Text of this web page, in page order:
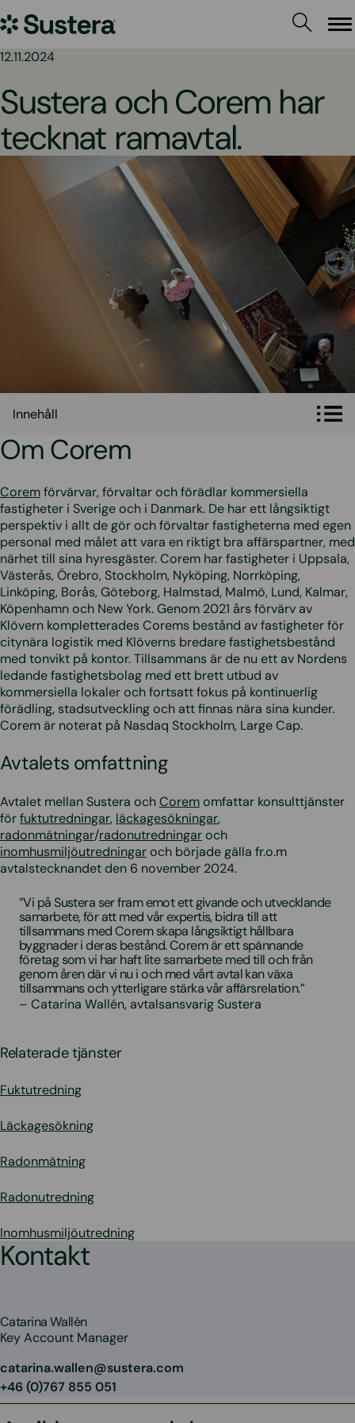
till
Sustera
Sweden
12.11.2024
Sustera och Corem har
tecknat ramavtal.
Innehåll
Om Corem
Coremförvärvar, förvaltar och förädlar kommersiella
fastigheter i Sverige och i Danmark. De har ett långsiktigt
perspektiv i allt de gör och förvaltar fastigheterna med egen
personal med målet att vara en riktigt bra affärspartner, med
närhet till sina hyresgäster. Corem har fastigheter i Uppsala,
Västerås, Örebro, Stockholm, Nyköping, Norrköping,
Linköping, Borås, Göteborg, Halmstad, Malmö, Lund, Kalmar,
Köpenhamn och New York. Genom 2021 års förvärv av
Klövern kompletterades Corems bestånd av fastigheter för
citynära logistik med Klöverns bredare fastighetsbestånd
med tonvikt på kontor. Tillsammans är de nu ett av Nordens
ledande fastighetsbolag med ett brett utbud av
kommersiella lokaler och fortsatt fokus på kontinuerlig
förädling, stadsutveckling och att finnas nära sina kunder.
Corem är noterat på Nasdaq Stockholm, Large Cap.
Avtalets omfattning
Avtalet mellan Sustera ochCoremomfattar konsulttjänster
förfuktutredningar, läckagesökningar,
radonmätningar/radonutredningaroch
inomhusmiljöutredningaroch började gälla fr.o.m
avtalstecknandet den 6 november 2024.
”Vi på Sustera ser fram emot ett givande och utvecklande
samarbete, för att med vår expertis, bidra till att
tillsammans med Corem skapa långsiktigt hållbara
byggnader i deras bestånd. Corem är ett spännande
företag som vi har haft lite samarbete med till och från
genom åren där vi nu i och med vårt avtal kan växa
tillsammans och ytterligare stärka vår affärsrelation.”
– Catarina Wallén, avtalsansvarig Sustera
Relaterade tjänster
Fuktutredning
Läckagesökning
Radonmätning
Radonutredning
Inomhusmiljöutredning
Kontakt
Catarina Wallén
Key Account Manager
catarina.wallen@sustera.com
+46 (0)767 855 051